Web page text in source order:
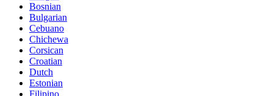
Bosnian
Bulgarian
Cebuano
Chichewa
Corsican
Croatian
Dutch
Estonian
Filipino